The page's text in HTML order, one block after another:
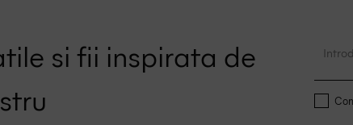
si fii inspirata de